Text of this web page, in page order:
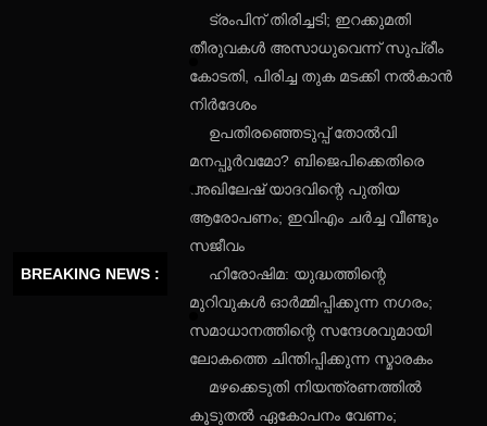
BREAKING NEWS :
ട്രംപിന് തിരിച്ചടി; ഇറക്കുമതി
തീരുവകൾ അസാധുവെന്ന് സുപ്രീം
കോടതി, പിരിച്ച തുക മടക്കി നൽകാൻ
നിർദേശം
ഉപതിരഞ്ഞെടുപ്പ് തോൽവി
മനപ്പൂർവമോ? ബിജെപിക്കെതിരെ
അഖിലേഷ് യാദവിന്റെ പുതിയ
ആരോപണം; ഇവിഎം ചർച്ച വീണ്ടും
സജീവം
ഹിരോഷിമ: യുദ്ധത്തിന്റെ
മുറിവുകൾ ഓർമ്മിപ്പിക്കുന്ന നഗരം;
സമാധാനത്തിന്റെ സന്ദേശവുമായി
ലോകത്തെ ചിന്തിപ്പിക്കുന്ന സ്മാരകം
മഴക്കെടുതി നിയന്ത്രണത്തിൽ
കൂടുതൽ ഏകോപനം വേണം;